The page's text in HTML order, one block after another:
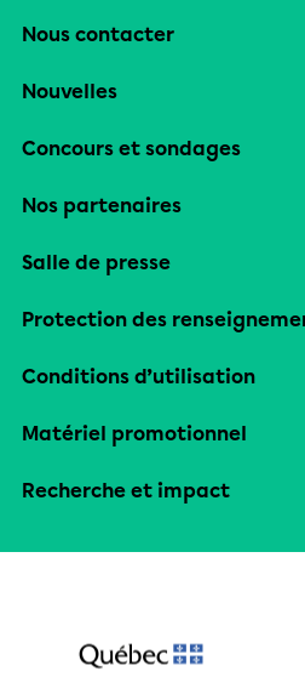
Nous contacter
Nouvelles
Concours et sondages
Nos partenaires
Salle de presse
Protection des
Conditions d’utilisation
Matériel promotionnel
Recherche et impact